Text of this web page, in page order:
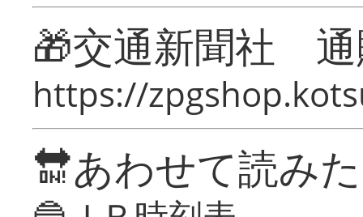
🎁交通新聞社
https://
🔛あわせて読み